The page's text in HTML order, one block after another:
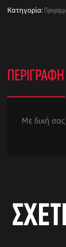
Κατηγορία:
ΠΕΡΙΓΡΑΦΉ
Με δική